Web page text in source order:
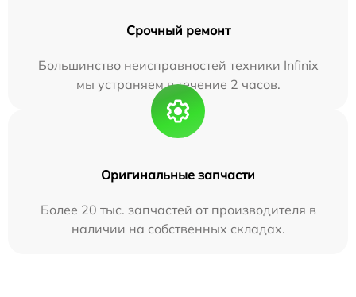
Срочный ремонт
Большинство неисправностей техники Infinix
мы устраняем в течение 2 часов.
Оригинальные запчасти
Более 20 тыс. запчастей от производителя в
наличии на собственных складах.